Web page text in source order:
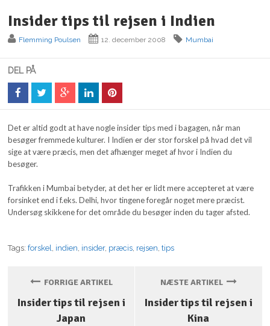
Insider tips til rejsen i Indien
Flemming Poulsen 12. december 2008 Mumbai
DEL PÅ
Det er altid godt at have nogle insider tips med i bagagen, når man
besøger fremmede kulturer. I Indien er der stor forskel på hvad det vil
sige at være præcis, men det afhænger meget af hvor i Indien du
besøger.
Trafikken i Mumbai betyder, at det her er lidt mere accepteret at være
forsinket end i f.eks. Delhi, hvor tingene foregår noget mere præcist.
Undersøg skikkene for det område du besøger inden du tager afsted.
Tags:forskel, indien, insider, præcis, rejsen,tips
FORRIGE ARTIKEL
Insider tips til rejsen i
Japan
NÆSTE ARTIKEL
Insider tips til rejsen i
Kina